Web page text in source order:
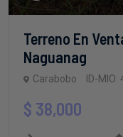
Terreno En
Naguanag
Carabobo ID-MIO:
$ 38,000